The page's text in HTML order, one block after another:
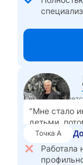
Вышла в
работе с
своей
Ощущаю
доход
Семейный и
"Мне стало
детьми,
что за их
помочь
Точка А
Работала